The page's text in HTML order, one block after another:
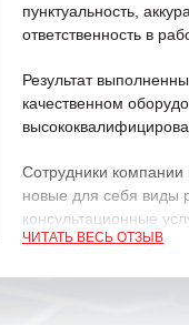
пунктуальность,
ответственность в
Результат
качественном
Сотрудники компании
новые для себя виды
консультационные
характеризует их как
ЧИТАТЬ ВЕСЬ ОТЗЫВ